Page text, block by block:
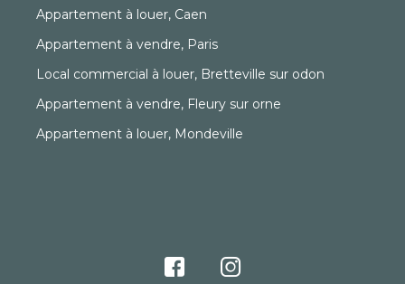
Appartement à louer, Caen
Appartement à vendre, Paris
Local commercial à louer, Bretteville sur odon
Appartement à vendre, Fleury sur orne
Appartement à louer, Mondeville